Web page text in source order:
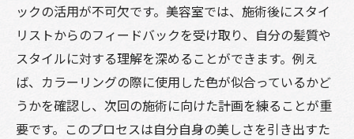
ックの活用が不可欠です。美容室では、施術後にスタイ
リストからのフィードバックを受け取り、自分の髪質や
スタイルに対する理解を深めることができます。例え
ば、カラーリングの際に使用した色が似合っているかど
うかを確認し、次回の施術に向けた計画を練ることが重
要です。このプロセスは自分自身の美しさを引き出すた